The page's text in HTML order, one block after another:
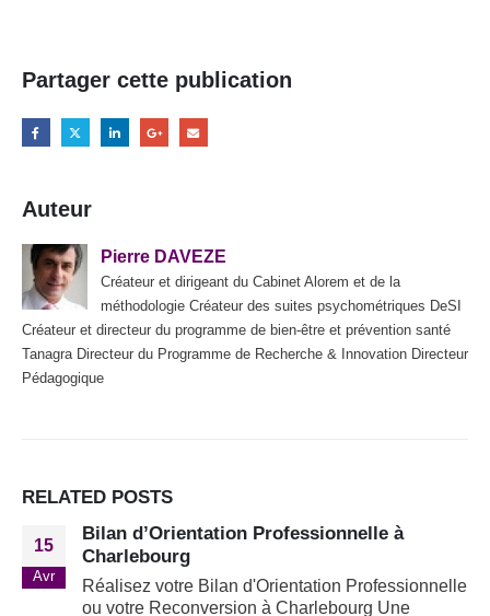
Partager cette publication
Auteur
Pierre DAVEZE
Créateur et dirigeant du Cabinet Alorem et de la
méthodologie Créateur des suites psychométriques DeSI
Créateur et directeur du programme de bien-être et prévention santé
Tanagra Directeur du Programme de Recherche & Innovation Directeur
Pédagogique
RELATED POSTS
15
Avr
Bilan d’Orientation Professionnelle à
Charlebourg
Réalisez votre Bilan d'Orientation Professionnelle
ou votre Reconversion à Charlebourg Une